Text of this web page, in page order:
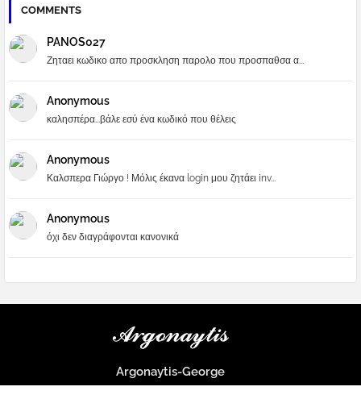
COMMENTS
PANOS027
Ζηταει κωδικο απο προσκληση παρολο που προσπαθσα α...
Anonymous
καλησπέρα...βάλε εσύ ένα κωδικό που θέλεις
Anonymous
Καλσπερα Γιώργο ! Μόλις έκανα login μου ζητάει inv...
Anonymous
όχι δεν διαγράφονται κανονικά
Argonaytis-George